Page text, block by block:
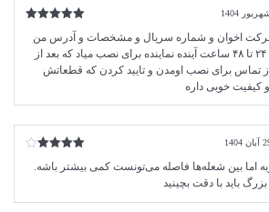
امتیاز
5
اخوان و شماره سریال و مشخصات و آدرس من
رو گرفتن گفتن ۲۴ تا ۴۸ ساعت آینده نماینده برای نصب میاد که بعد از
از تماس برای نصب اومدن و تایید کردن که قطعاتش
کیفیت خوبی داره
از 5
1404
اما بین شعله‌ها فاصله می‌تونست کمی بیشتر باشه.
باید با دقت بچینید